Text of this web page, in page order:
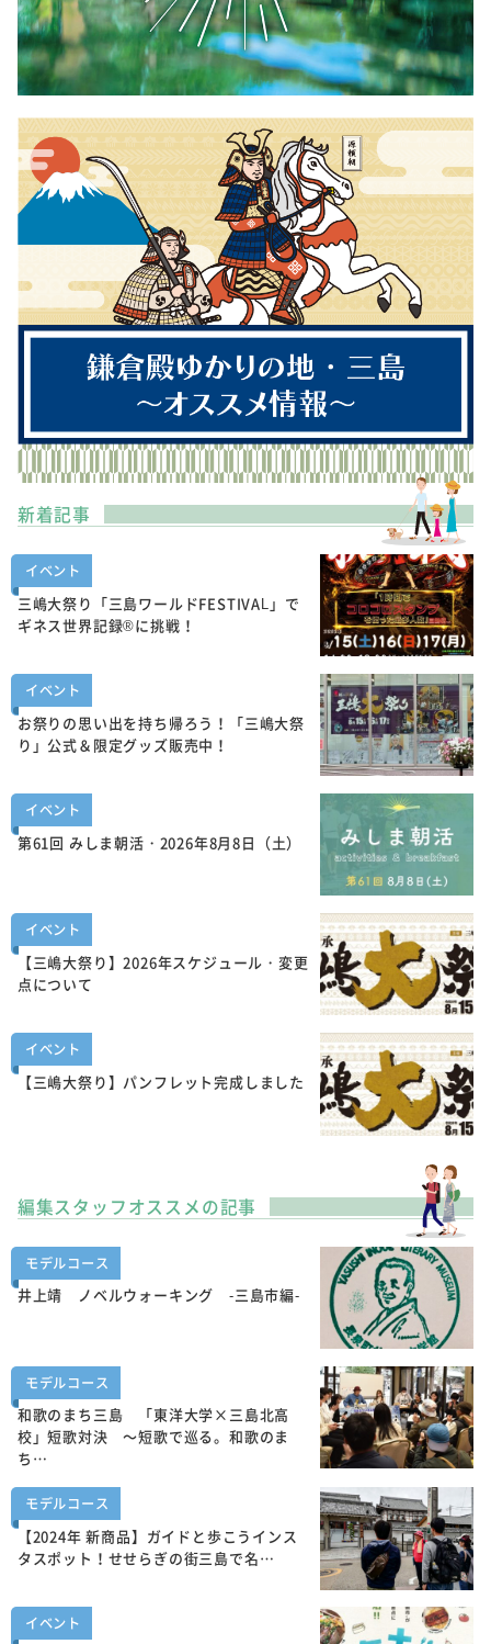
新着記事
イベント
三嶋大祭り「三島ワールドFESTIVAL」で
ギネス世界記録®に挑戦！
イベント
お祭りの思い出を持ち帰ろう！「三嶋大祭
り」公式＆限定グッズ販売中！
イベント
第61回 みしま朝活・2026年8月8日（土）
イベント
【三嶋大祭り】2026年スケジュール・変更
点について
イベント
【三嶋大祭り】パンフレット完成しました
編集スタッフオススメの記事
モデルコース
井上靖 ノベルウォーキング -三島市編-
モデルコース
和歌のまち三島 「東洋大学×三島北高
校」短歌対決 ～短歌で巡る。和歌のま
ち…
モデルコース
【2024年 新商品】ガイドと歩こうインス
タスポット！せせらぎの街三島で名…
イベント